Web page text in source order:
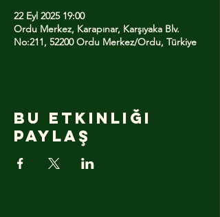
22 Eyl 2025 19:00
Ordu Merkez, Karapınar, Karşıyaka Blv.
No:211, 52200 Ordu Merkez/Ordu, Türkiye
Bu Etkinliği
Paylaş